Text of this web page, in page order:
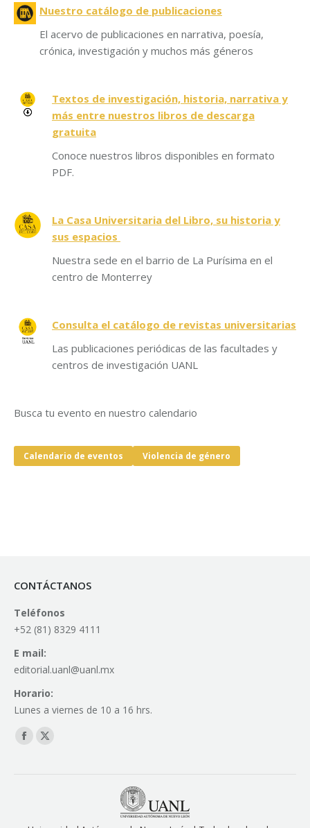
Nuestro catálogo de publicaciones
El acervo de publicaciones en narrativa, poesía,
crónica, investigación y muchos más géneros
Textos de investigación, historia, narrativa y
más entre nuestros libros de descarga
gratuita
Conoce nuestros libros disponibles en formato
PDF.
La Casa Universitaria del Libro, su historia y
sus espacios
Nuestra sede en el barrio de La Purísima en el
centro de Monterrey
Consulta el catálogo de revistas universitarias
Las publicaciones periódicas de las facultades y
centros de investigación UANL
Busca tu evento en nuestro calendario
Calendario de eventos Violencia de género
CONTÁCTANOS
Teléfonos
+52 (81) 8329 4111
E mail:
editorial.uanl@uanl.mx
Horario:
Lunes a viernes de 10 a 16 hrs.
Find us on:
Facebook
X